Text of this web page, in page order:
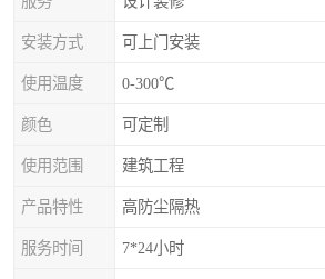
安装方式 可上门安装
使用温度 0-300℃
颜色 可定制
使用范围 建筑工程
产品特性 高防尘隔热
服务时间 7*24小时